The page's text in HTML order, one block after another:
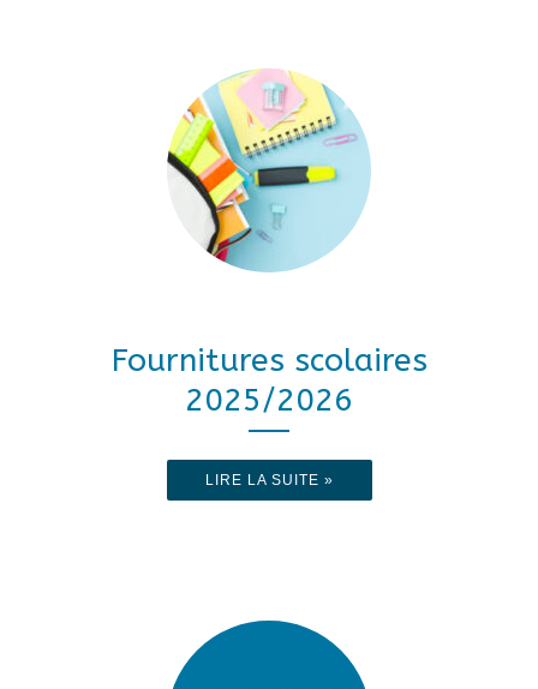
Fournitures scolaires
2025/2026
LIRE LA SUITE »